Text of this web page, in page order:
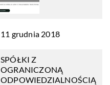
11 grudnia 2018
SPÓŁKI Z
OGRANICZONĄ
ODPOWIEDZIALNOŚCIĄ